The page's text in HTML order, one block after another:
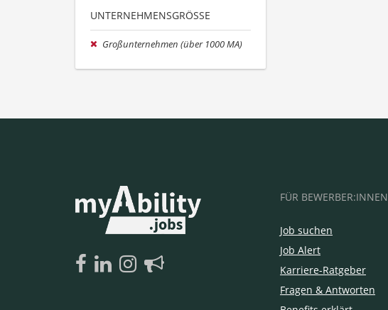
UNTERNEHMENSGRÖSSE
Großunternehmen (über 1000 MA)
FÜR BEWERBER:INNEN
Job suchen
Job Alert
Karriere-Ratgeber
Fragen & Antworten